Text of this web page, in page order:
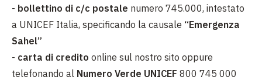
- bollettino di c/c postale numero 745.000, intestato
a UNICEF Italia, specificando la causale “Emergenza
Sahel”
- carta di credito online sul nostro sito oppure
telefonando al Numero Verde UNICEF 800 745 000